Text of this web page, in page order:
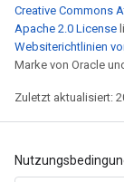
Creative Commons
Apache 2.0 License
Websiterichtlinien
Marke von Oracle
Zuletzt aktualisiert: